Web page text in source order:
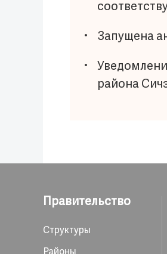
Запущена
района
Правительство
Структуры